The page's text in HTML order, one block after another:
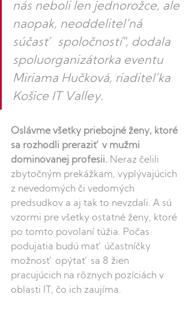
nás neboli len jednorožce, ale
naopak, neoddeliteľná
súčasť  spoločností", dodala
spoluorganizátorka eventu
Miriama Hučková, riaditeľka
Košice IT Valley.
Oslávme všetky priebojné ženy, ktoré
sa rozhodli preraziť v mužmi
dominovanej profesii. Neraz čelili
zbytočným prekážkam, vyplývajúcich
z nevedomých či vedomých
predsudkov a aj tak to nevzdali. A sú
vzormi pre všetky ostatné ženy, ktoré
po tomto povolaní túžia. Počas
podujatia budú mať účastníčky
možnosť opýtať sa 8 žien
pracujúcich na rôznych pozíciách v
oblasti IT, čo ich zaujíma.